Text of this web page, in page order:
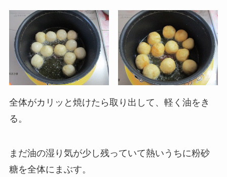
全体がカリッと焼けたら取り出して、軽く油をき
る。
まだ油の湿り気が少し残っていて熱いうちに粉砂
糖を全体にまぶす。